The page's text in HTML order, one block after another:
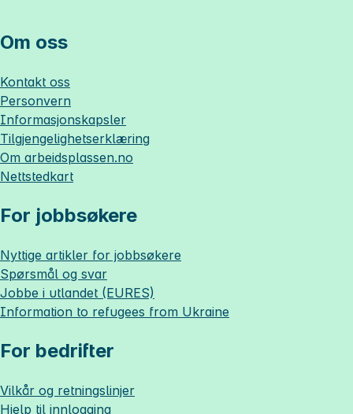
Om oss
Kontakt oss
Personvern
Informasjonskapsler
Tilgjengelighetserklæring
Om arbeidsplassen.no
Nettstedkart
For jobbsøkere
Nyttige artikler for jobbsøkere
Spørsmål og svar
Jobbe i utlandet (EURES)
Information to refugees from Ukraine
For bedrifter
Vilkår og retningslinjer
Hjelp til innlogging